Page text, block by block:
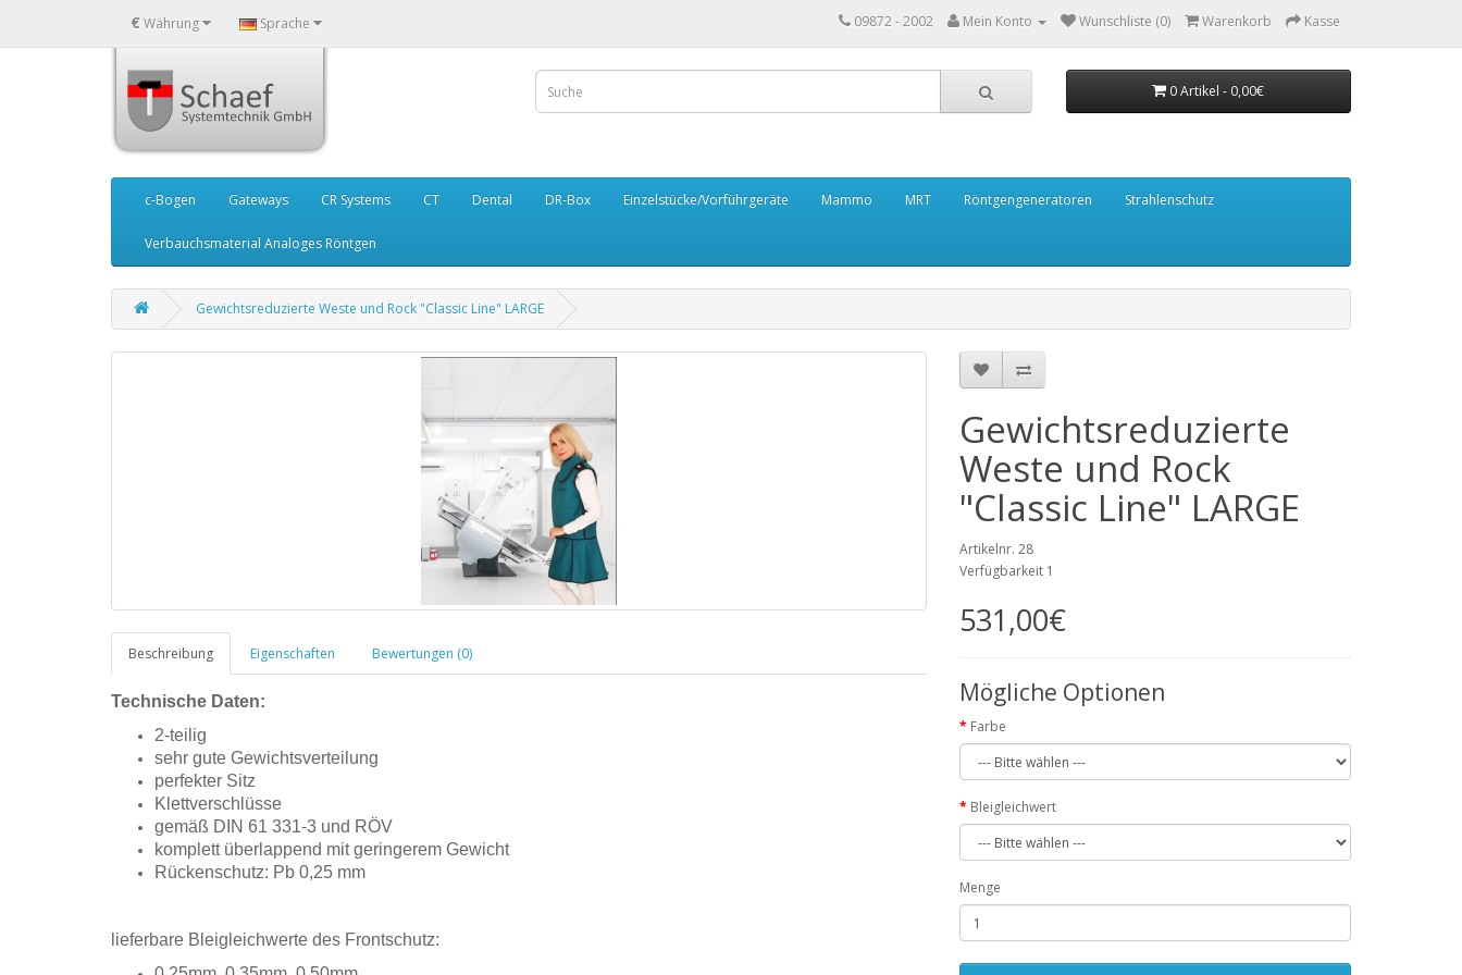
€ Währung Sprache 09872 - 2002 Mein Konto Wunschliste (0) Warenkorb Kasse
0 Artikel - 0,00€
c-Bogen Gateways CR Systems CT Dental DR-Box Einzelstücke/Vorführgeräte Mammo MRT Röntgengeneratoren Strahlenschutz
Verbauchsmaterial Analoges Röntgen
Gewichtsreduzierte Weste und Rock "Classic Line" LARGE
Beschreibung Eigenschaften Bewertungen (0)
Technische Daten:
2-teilig
sehr gute Gewichtsverteilung
perfekter Sitz
Klettverschlüsse
gemäß DIN 61 331-3 und RÖV
komplett überlappend mit geringerem Gewicht
Rückenschutz: Pb 0,25 mm
lieferbare Bleigleichwerte des Frontschutz:
Gewichtsreduzierte
Weste und Rock
"Classic Line" LARGE
Artikelnr. 28
Verfügbarkeit 1
531,00€
Mögliche Optionen
Farbe
Bleigleichwert
Menge